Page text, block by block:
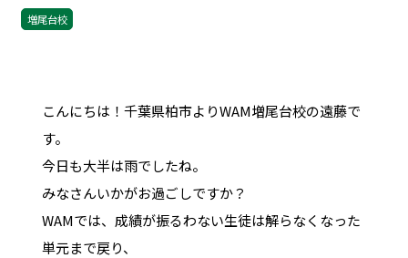
増尾台校
こんにちは！千葉県柏市よりWAM増尾台校の遠藤で
す。
今日も大半は雨でしたね。
みなさんいかがお過ごしですか？
WAMでは、成績が振るわない生徒は解らなくなった
単元まで戻り、